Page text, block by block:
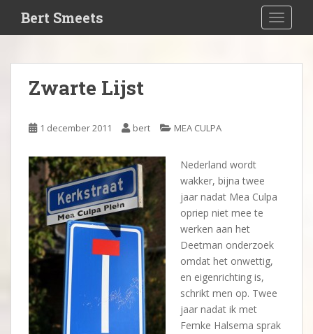
i
Bert Smeets
Zwarte Lijst
1 december 2011 bert MEA CULPA
Nederland wordt
wakker, bijna twee
jaar nadat Mea Culpa
opriep niet mee te
werken aan het
Deetman onderzoek
omdat het onwettig,
en eigenrichting is,
schrikt men op. Twee
jaar nadat ik met
Femke Halsema sprak